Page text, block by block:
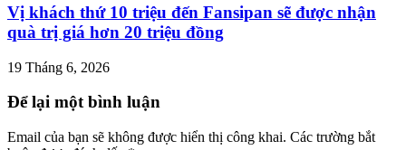
Vị khách thứ 10 triệu đến Fansipan sẽ được nhận
quà trị giá hơn 20 triệu đồng
19 Tháng 6, 2026
Để lại một bình luận
Email của bạn sẽ không được hiển thị công khai. Các trường bắt